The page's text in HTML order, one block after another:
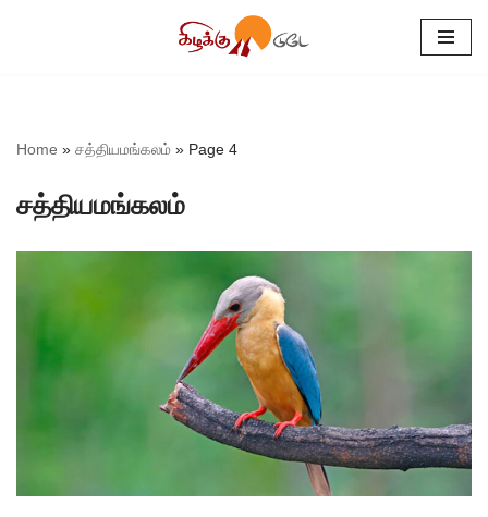
Home » சத்தியமங்கலம் » Page 4
சத்தியமங்கலம்